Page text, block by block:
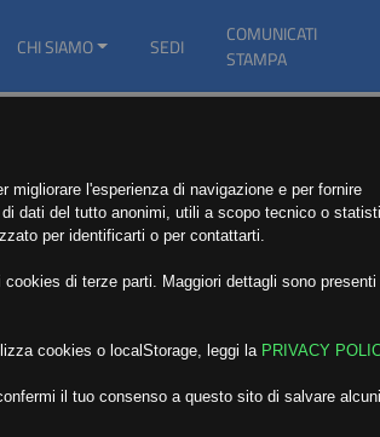
CHI SIAMO SEDI
COMUNICATI
STAMPA
migliorare l'esperienza di navigazione e per fornire
dati del tutto anonimi, utili a scopo tecnico o
per identificarti o per contattarti.
di terze parti. Maggiori dettagli sono
cookies o localStorage, leggi la PRIVACY
il tuo consenso a questo sito di salvare